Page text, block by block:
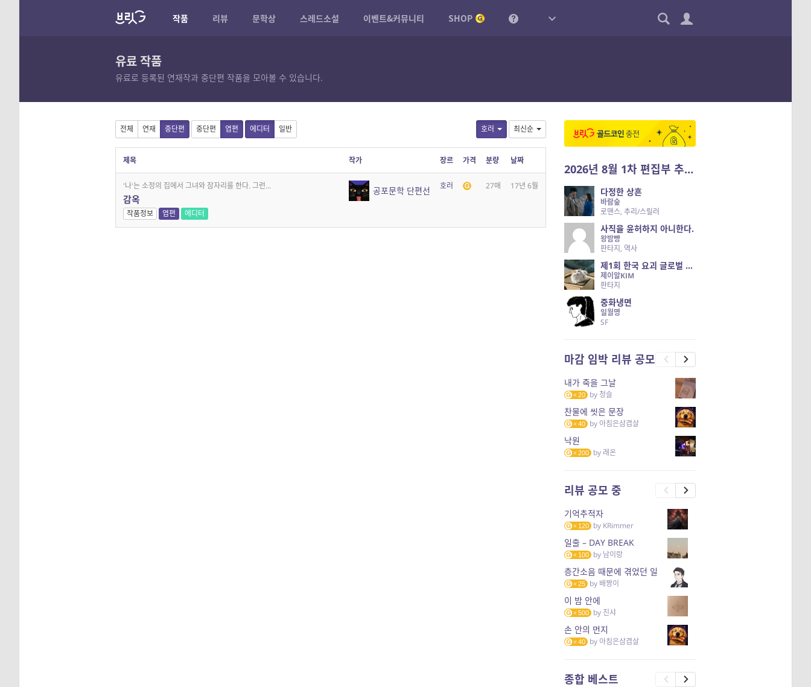
작품 리뷰 문학상 스레드소설 이벤트&커뮤니티 SHOP
유료 작품
유료로 등록된 연재작과 중단편 작품을 모아볼 수 있습니다.
호러 최신순
전체 연재 중단편 중단편 엽편 에디터 일반
제목 작가 장르 가격 분량 날짜
'나'는 소정의 집에서 그녀와 잠자리를 한다. 그런...
감옥
작품정보 엽편 에디터
공포문학 단편선 호러 27매 17년 6월
2026년 8월 1차 편집부 추천작
다정한 상흔
바람숲
로맨스, 추리/스릴러
사직을 윤허하지 아니한다.
왕밤빵
판타지, 역사
제1회 한국 요괴 글로벌 진출 공개 오디션 시즌 2 — 나는 요괴다
제이알KIM
판타지
중화냉면
일월명
SF
마감 임박 리뷰 공모
내가 죽을 그날
20 by 청슬
찬물에 씻은 문장
40 by 아침은삼겹살
낙원
200 by 래온
리뷰 공모 중
기억추적자
120 by KRimmer
일출 – DAY BREAK
100 by 남이랑
층간소음 때문에 겪었던 일
25 by 배짱이
이 밤 안에
500 by 진샤
손 안의 먼지
40 by 아침은삼겹살
종합 베스트